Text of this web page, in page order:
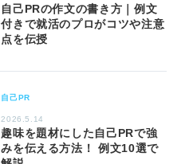
自己PRの作文の書き方｜例文
付きで就活のプロがコツや注意
点を伝授
自己PR
2026.5.14
趣味を題材にした自己PRで強
みを伝える方法！ 例文10選で